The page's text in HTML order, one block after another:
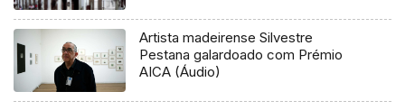
Artista madeirense Silvestre
Pestana galardoado com Prémio
AICA (Áudio)